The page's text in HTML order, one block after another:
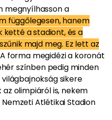
megnyílhasson a
függőlegesen, hanem
ketté a stadiont, és a
majd meg. Ez lett az
A forma megidézi a koronát
színben pedig minden
sikere
olimpiáról is, nekem
Atlétikai Stadion